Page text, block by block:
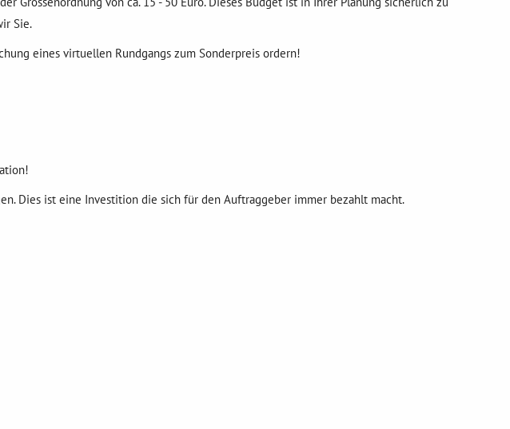
Sie.
eines virtuellen Rundgangs zum Sonderpreis ordern!
Dies ist eine Investition die sich für den Auftraggeber immer bezahlt macht.